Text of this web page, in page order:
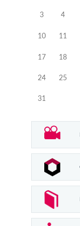
3 4
10 11
17 18
24 25
31